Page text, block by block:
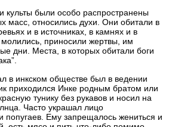
были особо распространены
масс, относились духи. Они обитали в
и в источниках, в камнях и в
приносили жертвы, им
дни. Места, в которых обитали боги
в инкском обществе был в ведении
приходился Инке родным братом или
тунику без рукавов и носил на
Часто украшал лицо
попугаев. Ему запрещалось жениться и